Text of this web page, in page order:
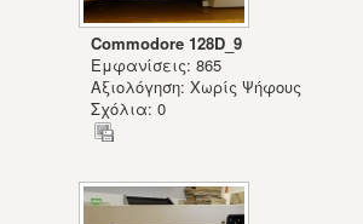
Commodore 128D_9
Εμφανίσεις: 865
Αξιολόγηση: Χωρίς Ψήφους
Σχόλια: 0